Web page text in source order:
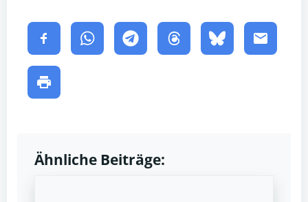
Ähnliche Beiträge: